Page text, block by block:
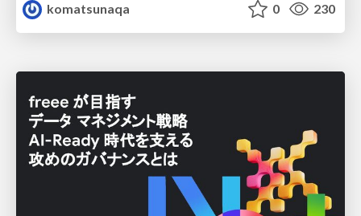
komatsunaqa
0 230